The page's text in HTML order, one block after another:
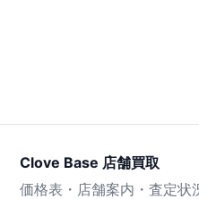
Clove Base 店舗買取
価格表・店舗案内・査定状